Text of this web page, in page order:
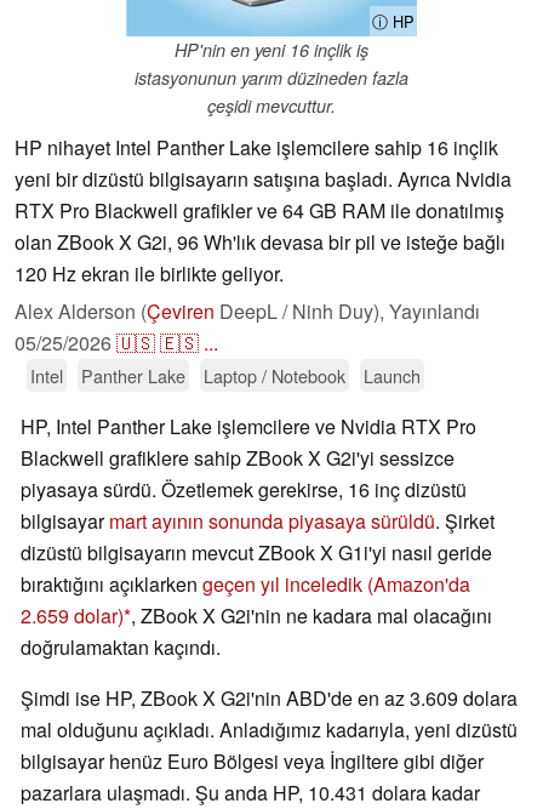
ⓘ HP
HP'nin en yeni 16 inçlik iş
istasyonunun yarım düzineden fazla
çeşidi mevcuttur.
HP nihayet Intel Panther Lake işlemcilere sahip 16 inçlik
yeni bir dizüstü bilgisayarın satışına başladı. Ayrıca Nvidia
RTX Pro Blackwell grafikler ve 64 GB RAM ile donatılmış
olan ZBook X G2i, 96 Wh'lık devasa bir pil ve isteğe bağlı
120 Hz ekran ile birlikte geliyor.
Alex Alderson (Çeviren DeepL / Ninh Duy), Yayınlandı
05/25/2026🇺🇸🇪🇸 ...
Intel Panther Lake Laptop / Notebook Launch
HP, Intel Panther Lake işlemcilere ve Nvidia RTX Pro
Blackwell grafiklere sahip ZBook X G2i'yi sessizce
piyasaya sürdü. Özetlemek gerekirse, 16 inç dizüstü
bilgisayarmart ayının sonunda piyasaya sürüldü. Şirket
dizüstü bilgisayarın mevcut ZBook X G1i'yi nasıl geride
bıraktığını açıklarken geçen yıl inceledik (Amazon'da
2.659 dolar) , ZBook X G2i'nin ne kadara mal olacağını
doğrulamaktan kaçındı.
Şimdi ise HP, ZBook X G2i'nin ABD'de en az 3.609 dolara
mal olduğunu açıkladı. Anladığımız kadarıyla, yeni dizüstü
bilgisayar henüz Euro Bölgesi veya İngiltere gibi diğer
pazarlara ulaşmadı. Şu anda HP, 10.431 dolara kadar